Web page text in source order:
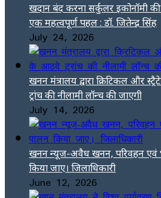
खदान बंद करना सर्कुलर इकोनॉमी की
एक महत्वपूर्ण पहल : डॉ. जितेन्द्र सिंह
July 24, 2026
खनन मंत्रालय द्वारा क्रिटिकल और
ट्रांच की नीलामी लॉन्च की जाएगी
July 14, 2026
खनन न्यूज-अवैध खनन, परिवहन एवं
किया जाए। जिलाधिकारी
June 12, 2026